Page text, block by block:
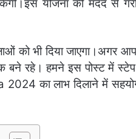
योजना की मदद से
को भी दिया जाएगा।अगर
रहे। हमने इस पोस्ट में स्टेप
का लाभ दिलाने में